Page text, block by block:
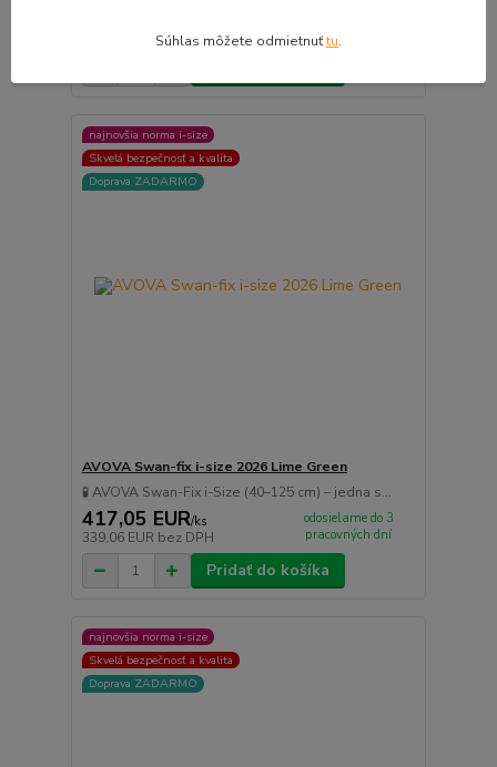
339,06 EURbez DPH
pracovných dní
najnovšia norma i-size
Skvelá bezpečnosť a kvalita
Doprava ZADARMO
AVOVA Swan-fix i-size 2026 Lime Green
🧪 AVOVA Swan-Fix i-Size (40–125 cm) – jedna s...
417,05 EUR/ks
339,06 EUR bez DPH
odosielame do 3
pracovných dní
Pridať do košíka
najnovšia norma i-size
Skvelá bezpečnosť a kvalita
Doprava ZADARMO
Súhlas môžete odmietnuťtu.